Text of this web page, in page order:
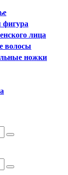
фигура
лица
волосы
ножки
Поиск
Поиск